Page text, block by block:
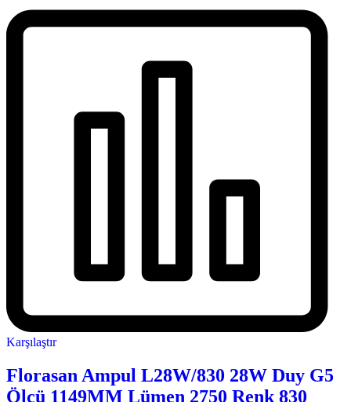
Karşılaştır
Florasan Ampul L28W/830 28W Duy G5
Ölçü 1149MM Lümen 2750 Renk 830